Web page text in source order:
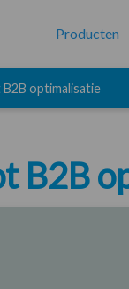
Producten
optimalisatie
B2B